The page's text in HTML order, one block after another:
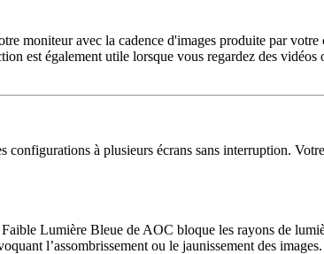
moniteur avec la cadence d'images produite par
est également utile lorsque vous regardez des
à plusieurs écrans sans interruption.
Lumière Bleue de AOC bloque les rayons de
l’assombrissement ou le jaunissement des images.